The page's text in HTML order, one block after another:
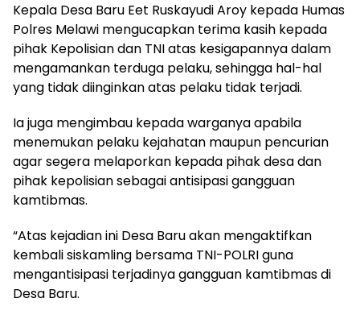
Kepala Desa Baru Eet Ruskayudi Aroy kepada Humas
Polres Melawi mengucapkan terima kasih kepada
pihak Kepolisian dan TNI atas kesigapannya dalam
mengamankan terduga pelaku, sehingga hal-hal
yang tidak diinginkan atas pelaku tidak terjadi.
Ia juga mengimbau kepada warganya apabila
menemukan pelaku kejahatan maupun pencurian
agar segera melaporkan kepada pihak desa dan
pihak kepolisian sebagai antisipasi gangguan
kamtibmas.
“Atas kejadian ini Desa Baru akan mengaktifkan
kembali siskamling bersama TNI-POLRI guna
mengantisipasi terjadinya gangguan kamtibmas di
Desa Baru.